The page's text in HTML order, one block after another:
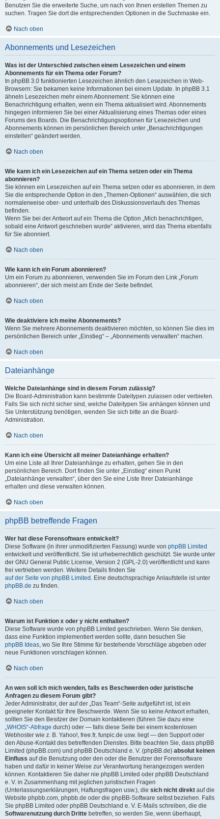
Benutzen Sie die erweiterte Suche, um nach von Ihnen erstellen Themen zu
suchen. Tragen Sie dort die entsprechenden Optionen in die Suchmaske ein.
Nach oben
Abonnements und Lesezeichen
Was ist der Unterschied zwischen einem Lesezeichen und einem
Abonnements für ein Thema oder Forum?
In phpBB 3.0 funktionierten Lesezeichen ähnlich den Lesezeichen in Web-
Browsern: Sie bekamen keine Informationen bei einem Update. In phpBB 3.1
ähneln Lesezeichen mehr einem Abonnement: Sie können eine
Benachrichtigung erhalten, wenn ein Thema aktualisiert wird. Abonnements
hingegen informieren Sie bei einer Aktualisierung eines Themas oder eines
Forums des Boards. Die Benachrichtigungsoptionen für Lesezeichen und
Abonnements können im persönlichen Bereich unter „Benachrichtigungen
einstellen“ geändert werden.
Nach oben
Wie kann ich ein Lesezeichen auf ein Thema setzen oder ein Thema
abonnieren?
Sie können ein Lesezeichen auf ein Thema setzen oder es abonnieren, in dem
Sie die entsprechende Option in den „Themen-Optionen“ auswählen, die sich
normalerweise ober- und unterhalb des Diskussionsverlaufs des Themas
befinden.
Wenn Sie bei der Antwort auf ein Thema die Option „Mich benachrichtigen,
sobald eine Antwort geschrieben wurde“ aktivieren, wird das Thema ebenfalls
für Sie abonniert.
Nach oben
Wie kann ich ein Forum abonnieren?
Um ein Forum zu abonnieren, verwenden Sie im Forum den Link „Forum
abonnieren“, der sich meist am Ende der Seite befindet.
Nach oben
Wie deaktiviere ich meine Abonnements?
Wenn Sie mehrere Abonnements deaktivieren möchten, so können Sie dies im
persönlichen Bereich unter „Einstieg“ – „Abonnements verwalten“ machen.
Nach oben
Dateianhänge
Welche Dateianhänge sind in diesem Forum zulässig?
Die Board-Administration kann bestimmte Dateitypen zulassen oder verbieten.
Falls Sie sich nicht sicher sind, welche Dateitypen Sie anhängen können und
Sie Unterstützung benötigen, wenden Sie sich bitte an die Board-
Administration.
Nach oben
Kann ich eine Übersicht all meiner Dateianhänge erhalten?
Um eine Liste all Ihrer Dateianhänge zu erhalten, gehen Sie in den
persönlichen Bereich. Dort finden Sie unter „Einstieg“ einen Punkt
„Dateianhänge verwalten“, über den Sie eine Liste Ihrer Dateianhänge
erhalten und diese verwalten können.
Nach oben
phpBB betreffende Fragen
Wer hat diese Forensoftware entwickelt?
Diese Software (in ihrer unmodifizierten Fassung) wurde von phpBB Limited
entwickelt und veröffentlicht. Sie ist urheberrechtlich geschützt. Sie wurde unter
der GNU General Public License, Version 2 (GPL-2.0) veröffentlicht und kann
frei vertrieben werden. Weitere Details finden Sie
auf der Seite von phpBB Limited . Eine deutschsprachige Anlaufstelle ist unter
phpBB.de zu finden.
Nach oben
Warum ist Funktion x oder y nicht enthalten?
Diese Software wurde von phpBB Limited geschrieben. Wenn Sie denken,
dass eine Funktion implementiert werden sollte, dann besuchen Sie
phpBB Ideas, wo Sie Ihre Stimme für bestehende Vorschläge abgeben oder
neue Funktionen vorschlagen können.
Nach oben
An wen soll ich mich wenden, falls es Beschwerden oder juristische
Anfragen zu diesem Forum gibt?
Jeder Administrator, der auf der „Das Team“-Seite aufgeführt ist, ist ein
geeigneter Kontakt für Ihre Beschwerde. Wenn Sie so keine Antwort erhalten,
sollten Sie den Besitzer der Domain kontaktieren (führen Sie dazu eine
„WHOIS“-Abfrage durch) oder — falls diese Seite bei einem kostenlosen
Webhoster wie z. B. Yahoo!, free.fr, funpic.de usw. liegt — den Support oder
den Abuse-Kontakt des betreffenden Dienstes. Bitte beachten Sie, dass phpBB
Limited (phpBB.com) und phpBB Deutschland e. V. (phpBB.de) absolut keinen
Einfluss auf die Benutzung oder den oder die Benutzer der Forensoftware
haben und dafür in keiner Weise zur Verantwortung herangezogen werden
können. Kontaktieren Sie daher nie phpBB Limited oder phpBB Deutschland
e. V. in Zusammenhang mit jeglichen juristischen Fragen
(Unterlassungserklärungen, Haftungsfragen usw.), die sich nicht direkt auf die
Website phpbb.com, phpbb.de oder die phpBB-Software selbst beziehen. Falls
Sie phpBB Limited oder phpBB Deutschland e. V. E-Mails schreiben, die die
Softwarenutzung durch Dritte betreffen, so werden Sie, wenn überhaupt,